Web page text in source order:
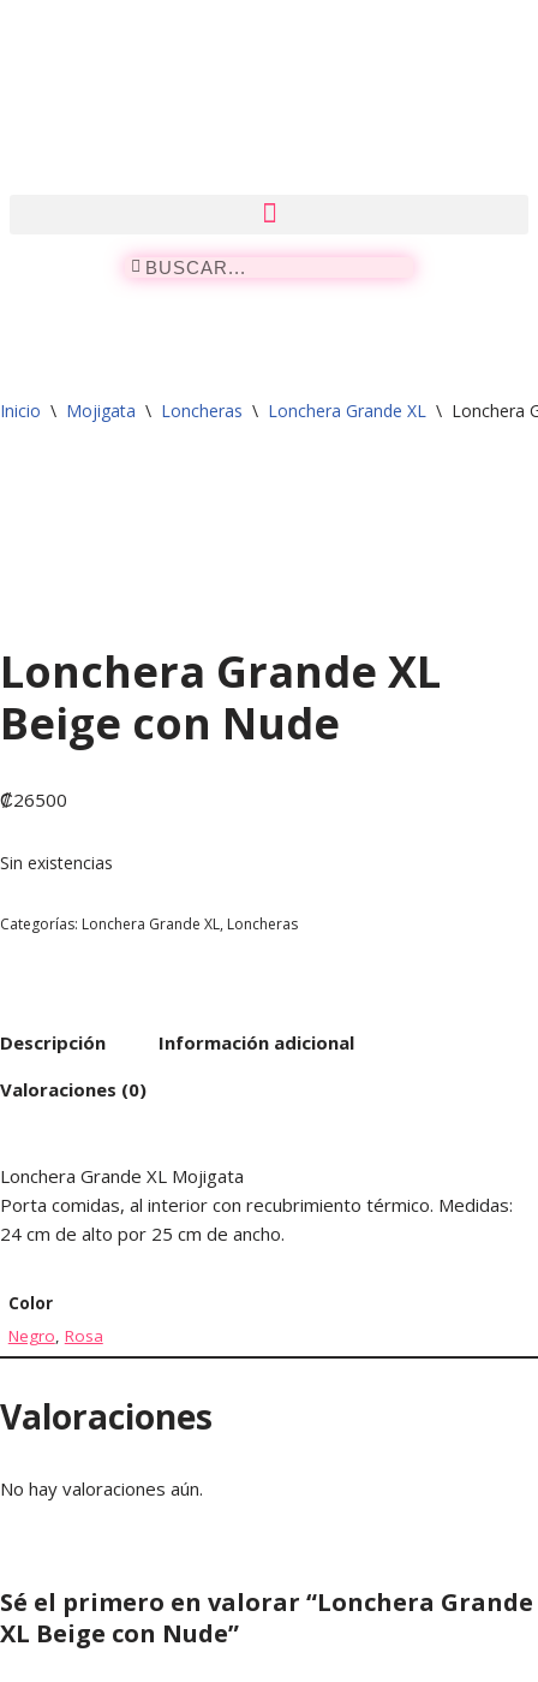
Inicio \ Mojigata \ Loncheras \ Lonchera Grande XL \ Lonchera
Lonchera Grande XL
Beige con Nude
₡26500
Sin existencias
Categorías: Lonchera Grande XL, Loncheras
Descripción
Información adicional
Valoraciones (0)
Lonchera Grande XL Mojigata
Porta comidas, al interior con recubrimiento térmico. Medidas:
24 cm de alto por 25 cm de ancho.
Color
Negro, Rosa
Valoraciones
No hay valoraciones aún.
Sé el primero en valorar “Lonchera Grande
XL Beige con Nude”